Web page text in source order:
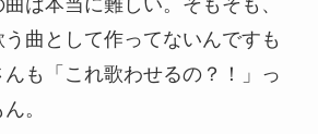
曲として作ってないんですも
も「これ歌わせるの？！」っ
。